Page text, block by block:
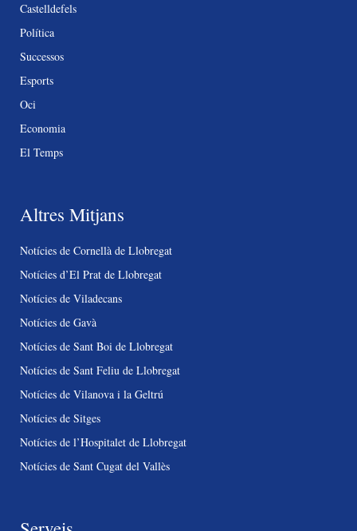
Castelldefels
Política
Successos
Esports
Oci
Economia
El Temps
Altres Mitjans
Notícies de Cornellà de Llobregat
Notícies d’El Prat de Llobregat
Notícies de Viladecans
Notícies de Gavà
Notícies de Sant Boi de Llobregat
Notícies de Sant Feliu de Llobregat
Notícies de Vilanova i la Geltrú
Notícies de Sitges
Notícies de l’Hospitalet de Llobregat
Notícies de Sant Cugat del Vallès